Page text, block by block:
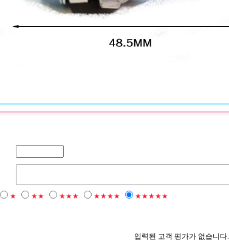
★ ★★ ★★★ ★★★★ ★★★★★
입력된 고객 평가가 없습니다.